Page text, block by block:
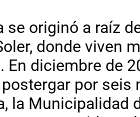
se originó a raíz
donde viven
En diciembre de
por seis
la Municipalidad